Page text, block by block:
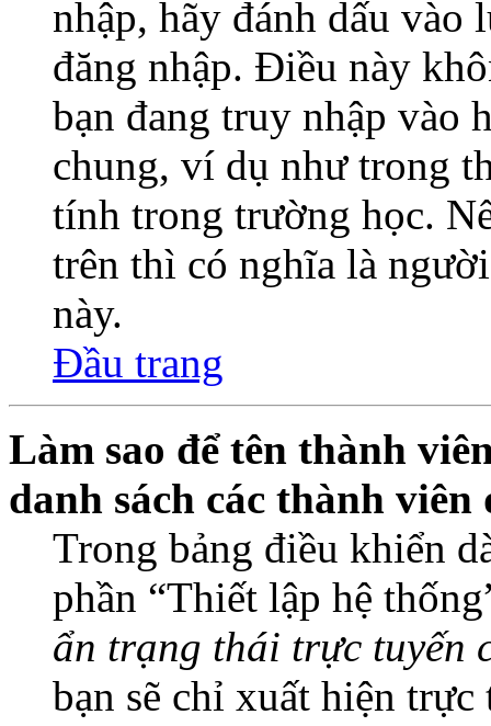
nhập, hãy đánh dấu
đăng nhập. Điều này
bạn đang truy nhập vào
chung, ví dụ như trong
tính trong trường học.
trên thì có nghĩa là
này.
Đầu trang
Làm sao để tên thành
danh sách các thành
Trong bảng điều khiển
phần “Thiết lập hệ
ẩn trạng thái trực tuyến
bạn sẽ chỉ xuất hiện